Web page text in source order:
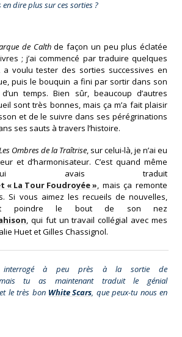
dire plus sur ces sorties ?
de Calthde façon un peu plus éclatée
; j’ai commencé par traduire quelques
a voulu tester des sorties successives en
puis le bouquin a fini par sortir dans son
temps. Bien sûr, beaucoup d’autres
sont très bonnes, mais ça m’a fait plaisir
et de le suivre dans ses pérégrinations
ses sauts à travers l’histoire.
Ombres de la Traîtrise, sur celui-là, je n’ai eu
et d’harmonisateur. C’est quand même
avais traduit
« La Tour Foudroyée », mais ça remonte
Si vous aimez les recueils de nouvelles,
poindre le bout de son nez
, qui fut un travail collégial avec mes
Huet et Gilles Chassignol.
interrogé à peu près à la sortie de
tu as maintenant traduit le génial
et le très bon White Scars, que peux-tu nous en